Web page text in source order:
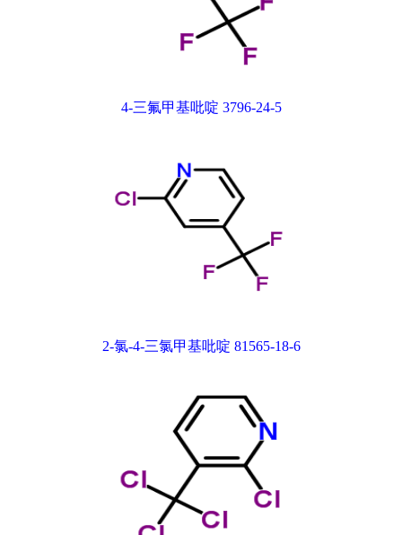
4-三氟甲基吡啶 3796-24-5
2-氯-4-三氯甲基吡啶 81565-18-6